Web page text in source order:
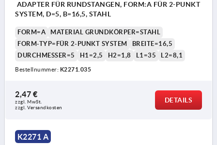
ADAPTER FÜR RUNDSTANGEN, FORM:A FÜR 2-PUNKT
SYSTEM, D=5, B=16,5, STAHL
FORM=A
MATERIAL GRUNDKÖRPER=STAHL
FORM-TYP=FÜR 2-PUNKT SYSTEM
BREITE=16,5
DURCHMESSER=5
H1=2,5 H2=1,8 L1=35 L2=8,1
Bestellnummer: K2271.035
2,47 €
zzgl. MwSt.
zzgl. Versandkosten
DETAILS
K2271 A